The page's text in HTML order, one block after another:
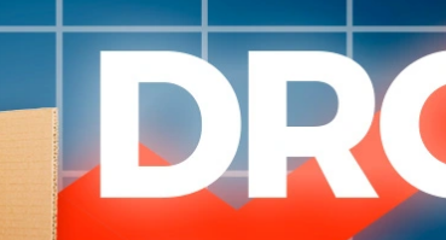
Pelota Beach voley Classic
Volleyball Playa FIVB MIKASA